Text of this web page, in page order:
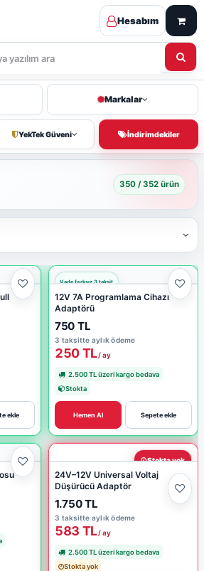
Hesabım
Markalar
YekTek Güveni İndirimdekiler
350 / 352 ürün
ekle
12V 7A Programlama Cihazı
Adaptörü
750 TL
3 taksitte aylık ödeme
250 TL/ ay
2.500 TL üzeri kargo bedava
Stokta
Sepete ekle
Hemen Al
Stokta yok
24V–12V Universal Voltaj
Düşürücü Adaptör
1.750 TL
3 taksitte aylık ödeme
583 TL/ ay
2.500 TL üzeri kargo bedava
Stokta yok